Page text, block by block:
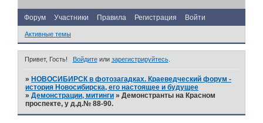
Форум Участники Правила Регистрация Войти
Активные темы
Привет, Гость! Войдитеили зарегистрируйтесь.
» НОВОСИБИРСК в фотозагадках. Краеведческий форум -
история Новосибирска, его настоящее и будущее
»Демонстрации, митинги »Демонстранты на Красном
проспекте, у д.д.№ 88-90.